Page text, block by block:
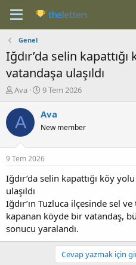
Genel
Iğdır’da selin
vatandaşa ulaşıldı
K
n
b
u
u
b
a
l
a
t
a
n
Ava
B
ş
a
g
ı
ç
r
h
i
9 Tem 2026
A Ava
New member
9 Tem 2026
Iğdır’da selin kapattığı köy
ulaşıldı
Iğdır’ın Tuzluca ilçesinde sel
kapanan köyde bir vatandaş,
sonucu yaralandı.
Cevap yazmak için